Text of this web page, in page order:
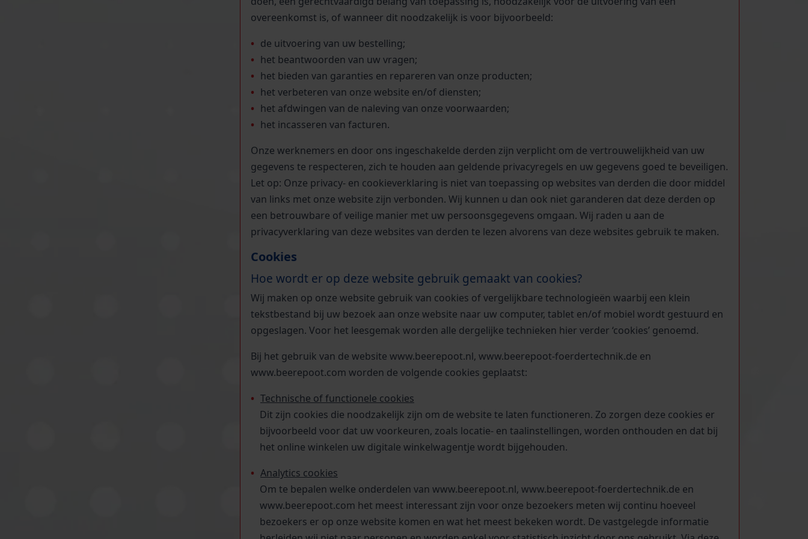
overeenkomst is, of wanneer dit noodzakelijk is voor bijvoorbeeld:
de uitvoering van uw bestelling;
het beantwoorden van uw vragen;
het bieden van garanties en repareren van onze producten;
het verbeteren van onze website en/of diensten;
het afdwingen van de naleving van onze voorwaarden;
het incasseren van facturen.
Onze werknemers en door ons ingeschakelde derden zijn verplicht om de vertrouwelijkheid van uw
gegevens te respecteren, zich te houden aan geldende privacyregels en uw gegevens goed te beveiligen.
Let op: Onze privacy- en cookieverklaring is niet van toepassing op websites van derden die door middel
van links met onze website zijn verbonden. Wij kunnen u dan ook niet garanderen dat deze derden op
een betrouwbare of veilige manier met uw persoonsgegevens omgaan. Wij raden u aan de
privacyverklaring van deze websites van derden te lezen alvorens van deze websites gebruik te maken.
Cookies
Hoe wordt er op deze website gebruik gemaakt van cookies?
Wij maken op onze website gebruik van cookies of vergelijkbare technologieën waarbij een klein
tekstbestand bij uw bezoek aan onze website naar uw computer, tablet en/of mobiel wordt gestuurd en
opgeslagen. Voor het leesgemak worden alle dergelijke technieken hier verder ‘cookies’ genoemd.
Bij het gebruik van de website www.beerepoot.nl, www.beerepoot-foerdertechnik.de en
www.beerepoot.com worden de volgende cookies geplaatst:
Technische of functionele cookies
Dit zijn cookies die noodzakelijk zijn om de website te laten functioneren. Zo zorgen deze cookies er
bijvoorbeeld voor dat uw voorkeuren, zoals locatie- en taalinstellingen, worden onthouden en dat bij
het online winkelen uw digitale winkelwagentje wordt bijgehouden.
Analytics cookies
Om te bepalen welke onderdelen van www.beerepoot.nl, www.beerepoot-foerdertechnik.de en
www.beerepoot.com het meest interessant zijn voor onze bezoekers meten wij continu hoeveel
bezoekers er op onze website komen en wat het meest bekeken wordt. De vastgelegde informatie